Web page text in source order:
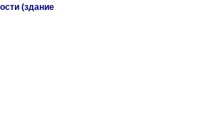
(здание